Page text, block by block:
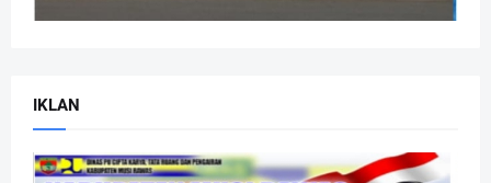
IKLAN